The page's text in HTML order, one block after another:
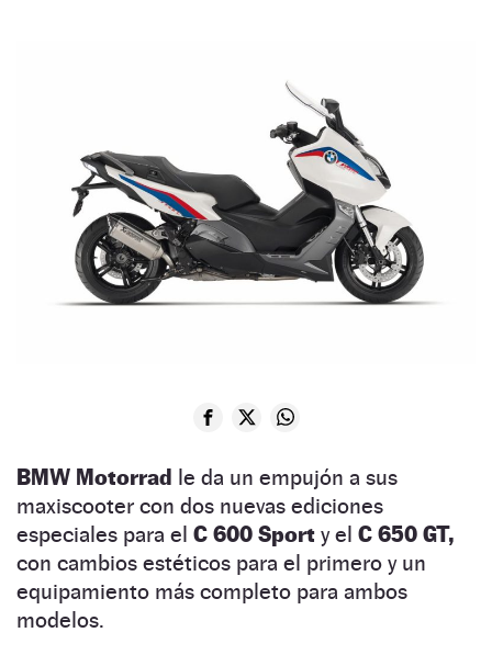
BMW Motorrad le da un empujón a sus
maxiscooter con dos nuevas ediciones
especiales para el C 600 Sport y el C 650 GT,
con cambios estéticos para el primero y un
equipamiento más completo para ambos
modelos.